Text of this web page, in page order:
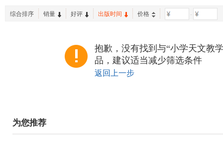
综合排序 销量 好评 出版时间 价格 -
抱歉，没有找到与“小学天文教
品，建议适当减少筛选条件
返回上一步
为您推荐